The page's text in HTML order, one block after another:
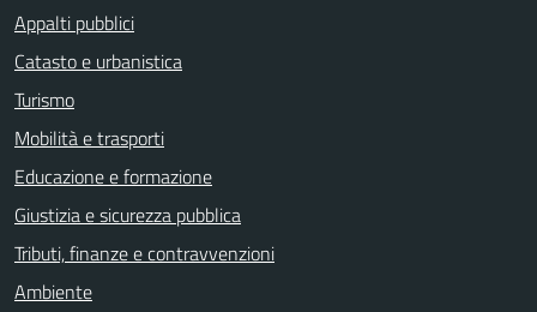
Appalti pubblici
Catasto e urbanistica
Turismo
Mobilità e trasporti
Educazione e formazione
Giustizia e sicurezza pubblica
Tributi, finanze e contravvenzioni
Ambiente